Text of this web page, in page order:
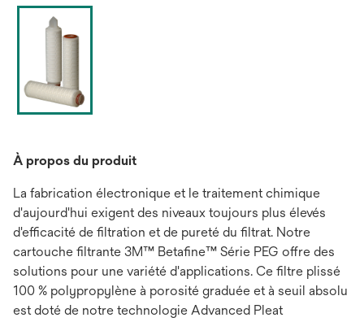
À propos du produit
La fabrication électronique et le traitement chimique
d'aujourd'hui exigent des niveaux toujours plus élevés
d'efficacité de filtration et de pureté du filtrat. Notre
cartouche filtrante 3M™ Betafine™ Série PEG offre des
solutions pour une variété d'applications. Ce filtre plissé
100 % polypropylène à porosité graduée et à seuil absolu
est doté de notre technologie Advanced Pleat